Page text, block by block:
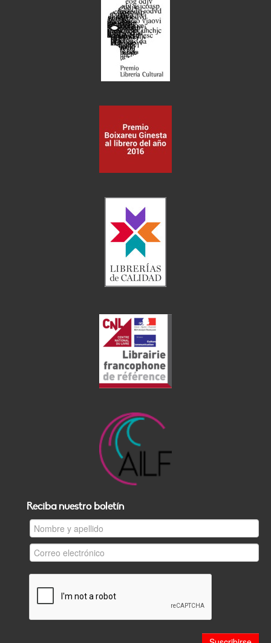
Reciba nuestro boletín